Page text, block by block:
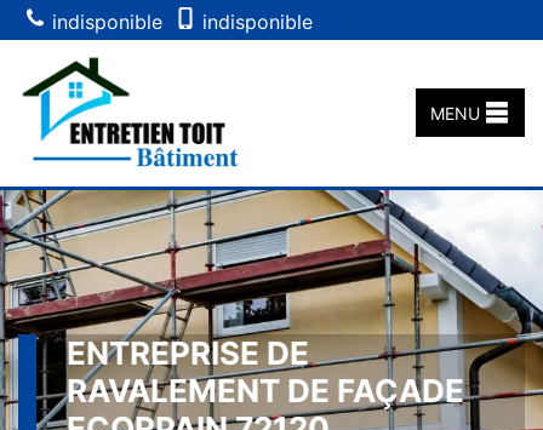
indisponible indisponible
MENU
ENTREPRISE DE
RAVALEMENT DE FAÇADE